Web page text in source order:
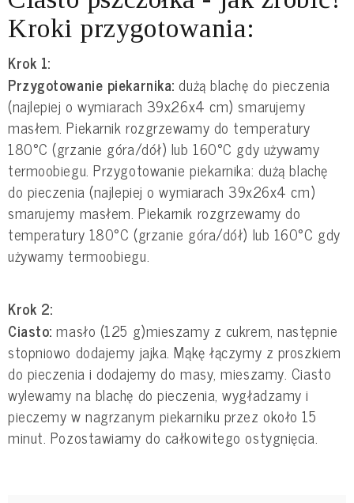
Kroki przygotowania:
Krok 1:
Przygotowanie piekarnika: dużą blachę do pieczenia
(najlepiej o wymiarach 39x26x4 cm) smarujemy
masłem. Piekarnik rozgrzewamy do temperatury
180°C (grzanie góra/dół) lub 160°C gdy używamy
termoobiegu. Przygotowanie piekarnika: dużą blachę
do pieczenia (najlepiej o wymiarach 39x26x4 cm)
smarujemy masłem. Piekarnik rozgrzewamy do
temperatury 180°C (grzanie góra/dół) lub 160°C gdy
używamy termoobiegu.
Krok 2:
Ciasto: masło (125 g)mieszamy z cukrem, następnie
stopniowo dodajemy jajka. Mąkę łączymy z proszkiem
do pieczenia i dodajemy do masy, mieszamy. Ciasto
wylewamy na blachę do pieczenia, wygładzamy i
pieczemy w nagrzanym piekarniku przez około 15
minut. Pozostawiamy do całkowitego ostygnięcia.